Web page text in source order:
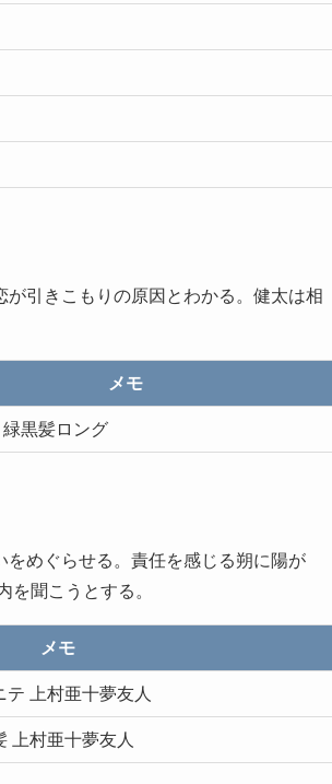
引きこもりの原因とわかる。健太は相
メモ
黒髪ロング
めぐらせる。責任を感じる朔に陽が
聞こうとする。
メモ
テ 上村亜十夢友人
上村亜十夢友人